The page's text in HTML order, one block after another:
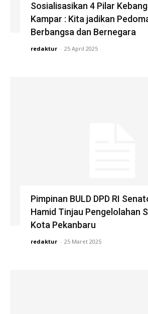
Sosialisasikan 4 Pilar
Kampar : Kita jadikan
Berbangsa dan Bernegara
redaktur - 25 April 2025
Pimpinan BULD DPD RI
Hamid Tinjau Pengelolahan
Kota Pekanbaru
redaktur - 25 Maret 2025